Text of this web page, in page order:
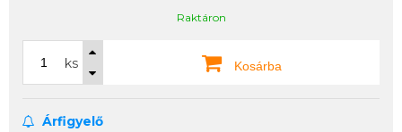
Raktáron
ks Kosárba
Árfigyelő